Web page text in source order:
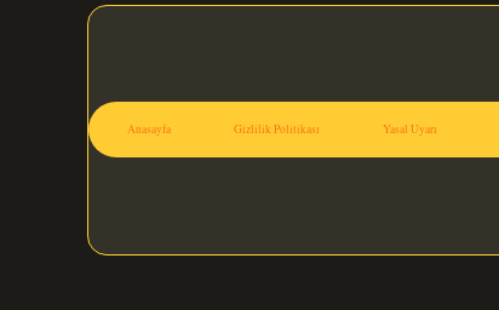
Anasayfa Gizlilik Politikası Yasal Uyarı